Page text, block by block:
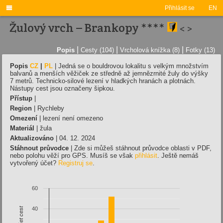
Přihlásit se EN

Žulový vrch – Brankopy **** < >
Popis Cesty (104) Vrcholová knížka (8) Fotky (13)
Popis CZ PL
Jedná se o bouldrovou lokalitu s velkým množstvím
balvanů a menších věžiček ze středně až jemnězrnité žuly do výšky
7 metrů. Technicko-silové lezení v hladkých hranách a plotnách.
Nástupy cest jsou označeny šipkou.
Přístup
Region | Rychleby
Omezení | lezení není omezeno
Materiál
| žula
Aktualizováno | 04. 12. 2024
Stáhnout průvodce | Zde si můžeš stáhnout průvodce oblasti v PDF,
nebo polohu věží pro GPS. Musíš se však přihlásit . Ještě nemáš
vytvořený účet? Registruj se
40
60